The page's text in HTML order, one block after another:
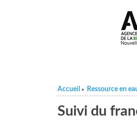
Accueil > Ressource en
Suivi du